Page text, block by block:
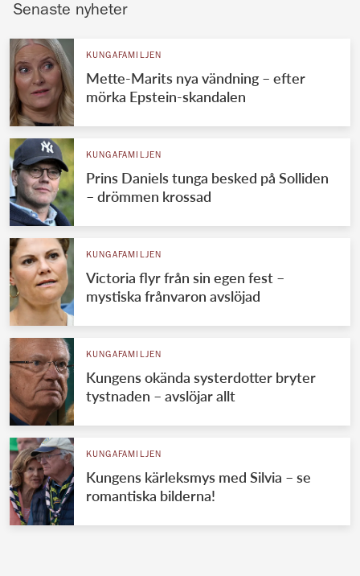
Senaste nyheter
KUNGAFAMILJEN
Mette-Marits nya vändning – efter
mörka Epstein-skandalen
KUNGAFAMILJEN
Prins Daniels tunga besked på Solliden
– drömmen krossad
KUNGAFAMILJEN
Victoria flyr från sin egen fest –
mystiska frånvaron avslöjad
KUNGAFAMILJEN
Kungens okända systerdotter bryter
tystnaden – avslöjar allt
KUNGAFAMILJEN
Kungens kärleksmys med Silvia – se
romantiska bilderna!